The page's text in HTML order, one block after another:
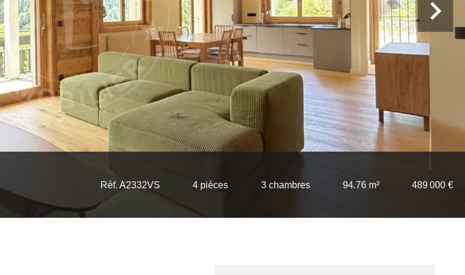
Réf. A2332VS 4 pièces 3 chambres 94.76 m² 489 000 €